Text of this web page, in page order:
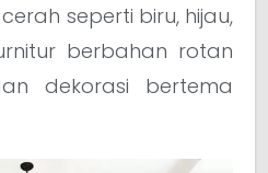
seperti biru, hijau,
berbahan rotan
dekorasi bertema